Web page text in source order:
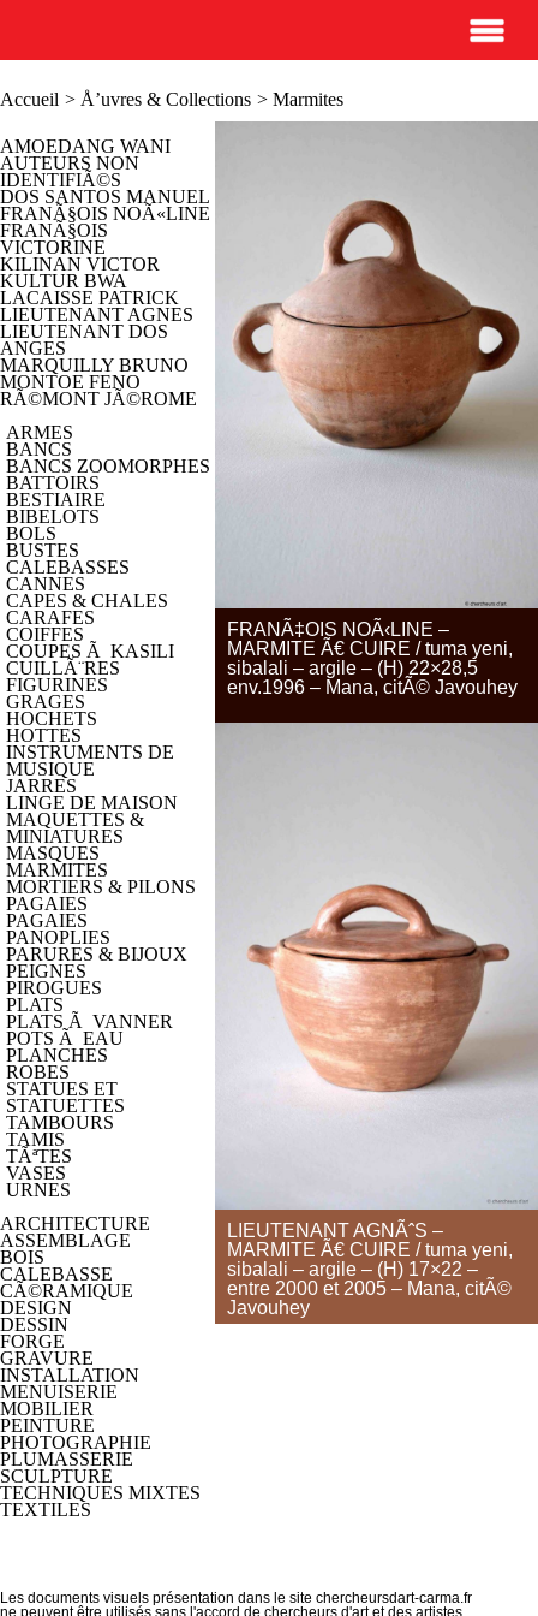
Accueil > Å’uvres & Collections > Marmites
AMOEDANG WANI
AUTEURS NON
IDENTIFIÃ©S
DOS SANTOS MANUEL
FRANÃ§OIS NOÃ«LINE
FRANÃ§OIS
VICTORINE
KILINAN VICTOR
KULTUR BWA
LACAISSE PATRICK
LIEUTENANT AGNES
LIEUTENANT DOS
ANGES
MARQUILLY BRUNO
MONTOE FENO
RÃ©MONT JÃ©ROME
ARMES
BANCS
BANCS ZOOMORPHES
BATTOIRS
BESTIAIRE
BIBELOTS
BOLS
BUSTES
CALEBASSES
CANNES
CAPES & CHALES
CARAFES
COIFFES
COUPES Ã KASILI
CUILLÃ¨RES
FIGURINES
GRAGES
HOCHETS
HOTTES
INSTRUMENTS DE
MUSIQUE
JARRES
LINGE DE MAISON
MAQUETTES &
MINIATURES
MASQUES
MARMITES
MORTIERS & PILONS
PAGAIES
PAGAIES
PANOPLIES
PARURES & BIJOUX
PEIGNES
PIROGUES
PLATS
PLATS Ã VANNER
POTS Ã EAU
PLANCHES
ROBES
STATUES ET
STATUETTES
TAMBOURS
TAMIS
TÃªTES
VASES
URNES
ARCHITECTURE
ASSEMBLAGE
BOIS
CALEBASSE
CÃ©RAMIQUE
DESIGN
DESSIN
FORGE
GRAVURE
INSTALLATION
MENUISERIE
MOBILIER
PEINTURE
PHOTOGRAPHIE
PLUMASSERIE
SCULPTURE
TECHNIQUES MIXTES
TEXTILES
FRANÃ‡OIS NOÃ‹LINE –
MARMITE Ã€ CUIRE / tuma yeni,
sibalali – argile – (H) 22×28,5
env.1996 – Mana, citÃ© Javouhey
LIEUTENANT AGNÃˆS –
MARMITE Ã€ CUIRE /tuma yeni,
sibalali – argile – (H) 17×22 –
entre 2000 et 2005 – Mana, citÃ©
Javouhey
Les documents visuels présentation dans le site chercheursdart-carma.fr
ne peuvent être utilisés sans l'accord de chercheurs d'art et des artistes.